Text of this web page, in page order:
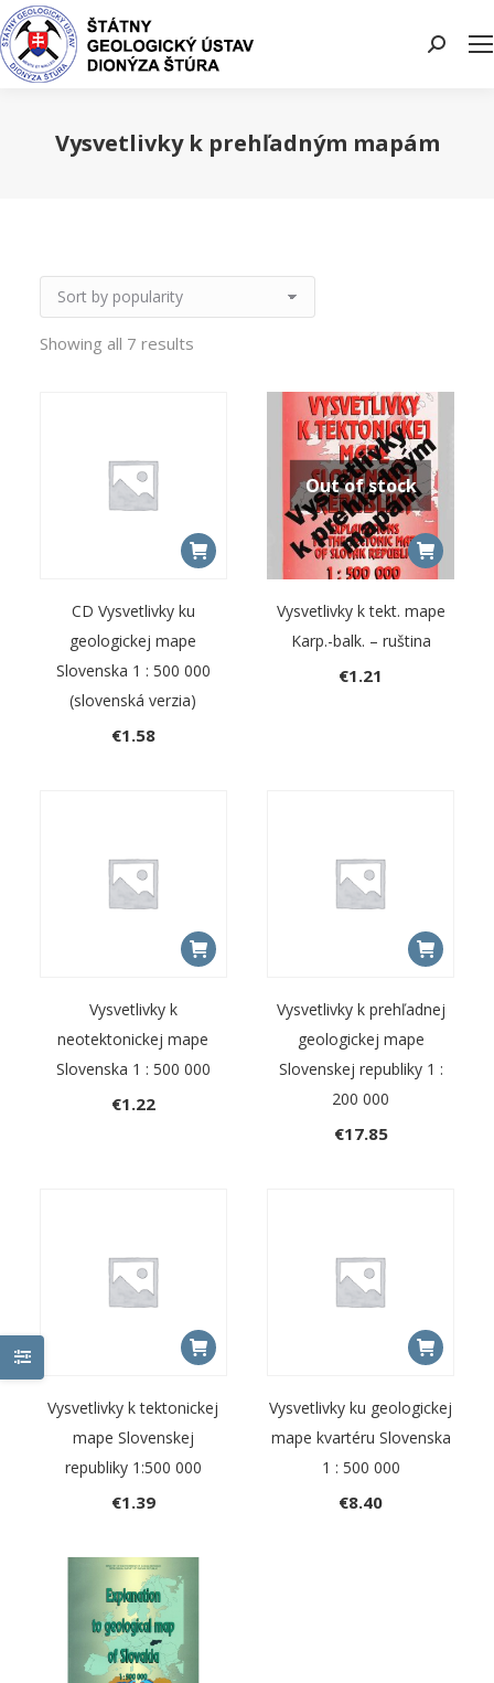
Search:
Vysvetlivky k prehľadným mapám
Showing all 7 results
CD Vysvetlivky ku
geologickej mape
Slovenska 1 : 500 000
(slovenská verzia)
€1.58
Out of stock
Vysvetlivky k tekt. mape
Karp.-balk. – ruština
€1.21
Vysvetlivky k
neotektonickej mape
Slovenska 1 : 500 000
€1.22
Vysvetlivky k prehľadnej
geologickej mape
Slovenskej republiky 1 :
200 000
€17.85
Vysvetlivky k tektonickej
mape Slovenskej
republiky 1:500 000
€1.39
Vysvetlivky ku geologickej
mape kvartéru Slovenska
1 : 500 000
€8.40